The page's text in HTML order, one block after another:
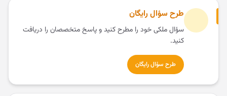
طرح سؤال رایگان
سؤال ملکی خود را مطرح کنید و پاسخ متخصصان را دریافت
کنید.
طرح سؤال رایگان